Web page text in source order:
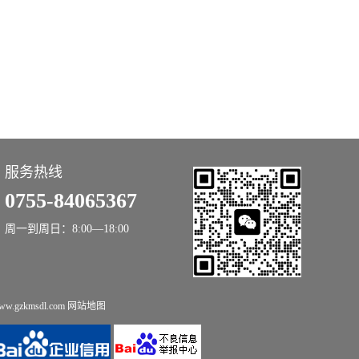
服务热线
0755-84065367
周一到周日：8:00—18:00
网站地图